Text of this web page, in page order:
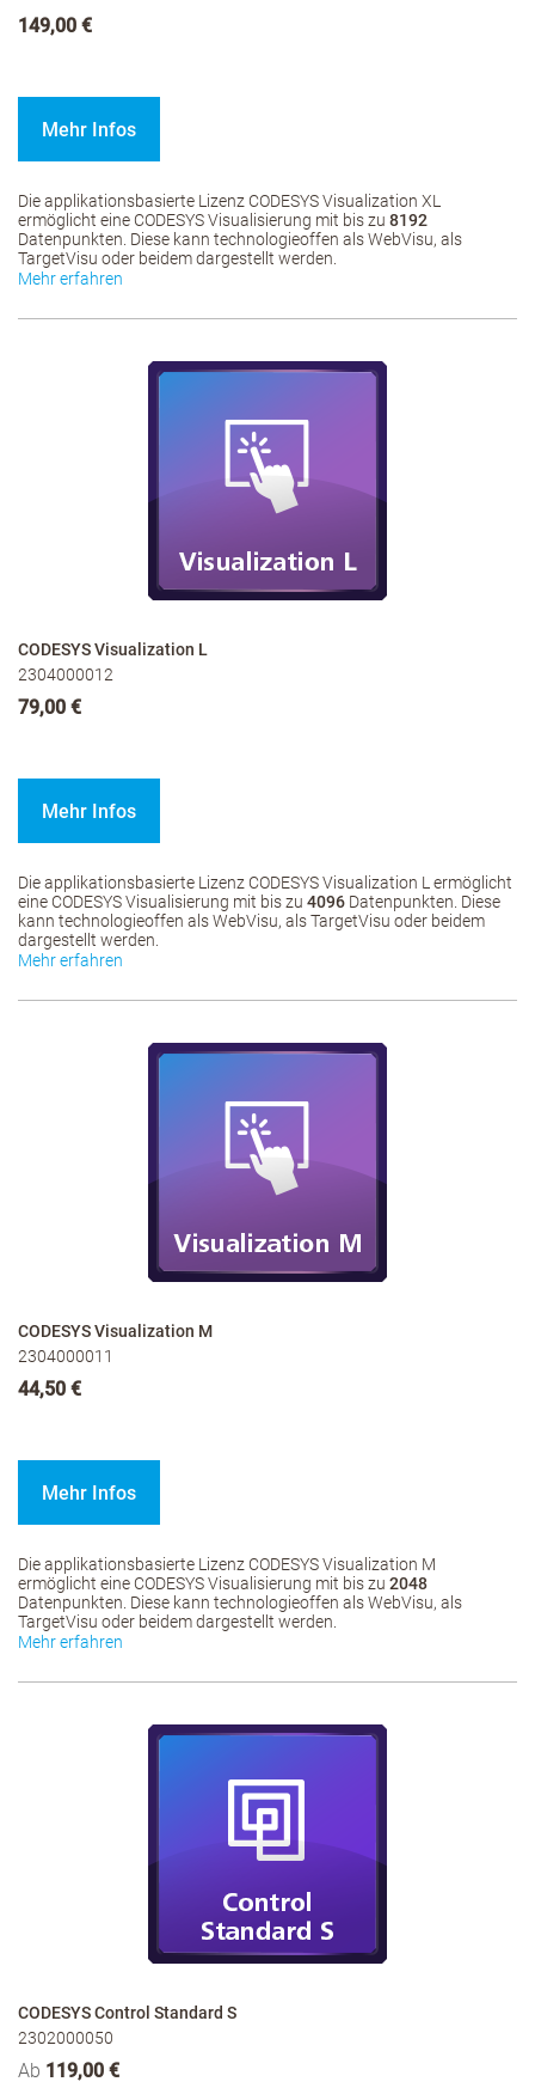
149,00 €
Mehr Infos
Die applikationsbasierte Lizenz CODESYS Visualization XL
ermöglicht eine CODESYS Visualisierung mit bis zu 8192
Datenpunkten. Diese kann technologieoffen als WebVisu, als
TargetVisu oder beidem dargestellt werden.
Mehr erfahren
CODESYS Visualization L
2304000012
79,00 €
Mehr Infos
Die applikationsbasierte Lizenz CODESYS Visualization L ermöglicht
eine CODESYS Visualisierung mit bis zu 4096 Datenpunkten. Diese
kann technologieoffen als WebVisu, als TargetVisu oder beidem
dargestellt werden.
Mehr erfahren
CODESYS Visualization M
2304000011
44,50 €
Mehr Infos
Die applikationsbasierte Lizenz CODESYS Visualization M
ermöglicht eine CODESYS Visualisierung mit bis zu 2048
Datenpunkten. Diese kann technologieoffen als WebVisu, als
TargetVisu oder beidem dargestellt werden.
Mehr erfahren
CODESYS Control Standard S
2302000050
Ab 119,00 €